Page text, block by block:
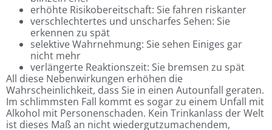
erhöhte Risikobereitschaft: Sie fahren riskanter
verschlechtertes und unscharfes Sehen: Sie
erkennen zu spät
selektive Wahrnehmung: Sie sehen Einiges gar
nicht mehr
verlängerte Reaktionszeit: Sie bremsen zu spät
All diese Nebenwirkungen erhöhen die
Wahrscheinlichkeit, dass Sie in einen Autounfall geraten.
Im schlimmsten Fall kommt es sogar zu einem Unfall mit
Alkohol mit Personenschaden. Kein Trinkanlass der Welt
ist dieses Maß an nicht wiedergutzumachendem,